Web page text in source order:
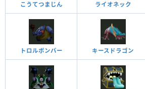
こうてつまじん ライオネック
トロルボンバー キースドラゴン